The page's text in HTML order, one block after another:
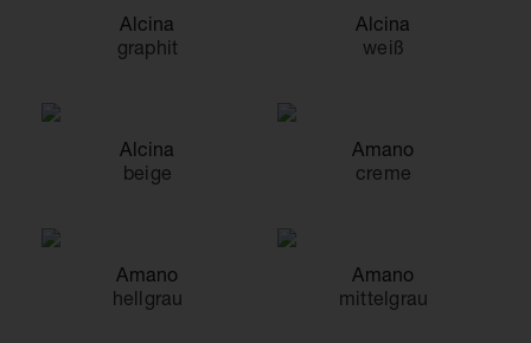
Alcina
graphit
Alcina
weiß
Alcina
beige
Amano
creme
Amano
hellgrau
Amano
mittelgrau